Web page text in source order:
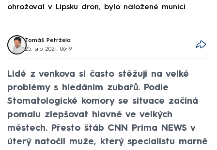
ohrožoval v Lipsku dron, bylo naložené municí
Tomáš Petržela
25. srp 2021, 06:19
Lidé z venkova si často stěžují na velké
problémy s hledáním zubařů. Podle
Stomatologické komory se situace začíná
pomalu zlepšovat hlavně ve velkých
městech. Přesto štáb CNN Prima NEWS v
úterý natočil muže, který specialistu marně